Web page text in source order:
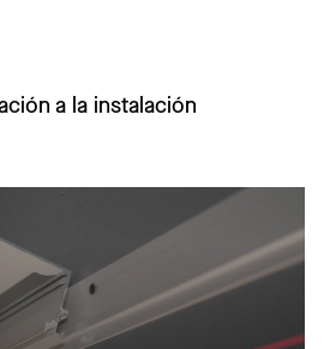
a la instalación